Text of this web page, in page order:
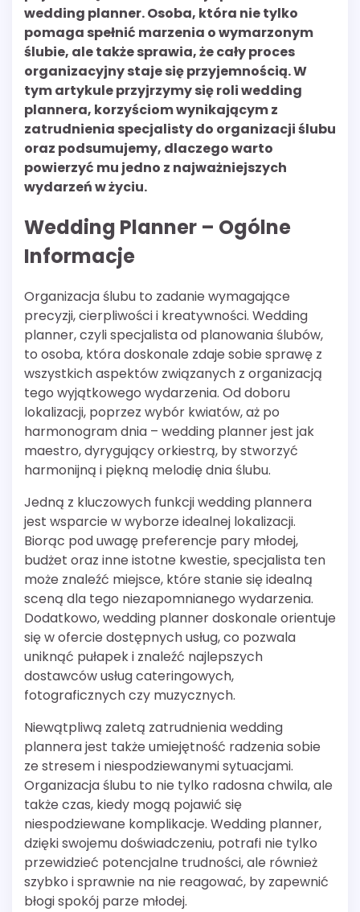
wedding planner. Osoba, która nie tylko
pomaga spełnić marzenia o wymarzonym
ślubie, ale także sprawia, że cały proces
organizacyjny staje się przyjemnością. W
tym artykule przyjrzymy się roli wedding
plannera, korzyściom wynikającym z
zatrudnienia specjalisty do organizacji ślubu
oraz podsumujemy, dlaczego warto
powierzyć mu jedno z najważniejszych
wydarzeń w życiu.
Wedding Planner – Ogólne
Informacje
Organizacja ślubu to zadanie wymagające
precyzji, cierpliwości i kreatywności. Wedding
planner, czyli specjalista od planowania ślubów,
to osoba, która doskonale zdaje sobie sprawę z
wszystkich aspektów związanych z organizacją
tego wyjątkowego wydarzenia. Od doboru
lokalizacji, poprzez wybór kwiatów, aż po
harmonogram dnia – wedding planner jest jak
maestro, dyrygujący orkiestrą, by stworzyć
harmonijną i piękną melodię dnia ślubu.
Jedną z kluczowych funkcji wedding plannera
jest wsparcie w wyborze idealnej lokalizacji.
Biorąc pod uwagę preferencje pary młodej,
budżet oraz inne istotne kwestie, specjalista ten
może znaleźć miejsce, które stanie się idealną
sceną dla tego niezapomnianego wydarzenia.
Dodatkowo, wedding planner doskonale orientuje
się w ofercie dostępnych usług, co pozwala
uniknąć pułapek i znaleźć najlepszych
dostawców usług cateringowych,
fotograficznych czy muzycznych.
Niewątpliwą zaletą zatrudnienia wedding
plannera jest także umiejętność radzenia sobie
ze stresem i niespodziewanymi sytuacjami.
Organizacja ślubu to nie tylko radosna chwila, ale
także czas, kiedy mogą pojawić się
niespodziewane komplikacje. Wedding planner,
dzięki swojemu doświadczeniu, potrafi nie tylko
przewidzieć potencjalne trudności, ale również
szybko i sprawnie na nie reagować, by zapewnić
błogi spokój parze młodej.